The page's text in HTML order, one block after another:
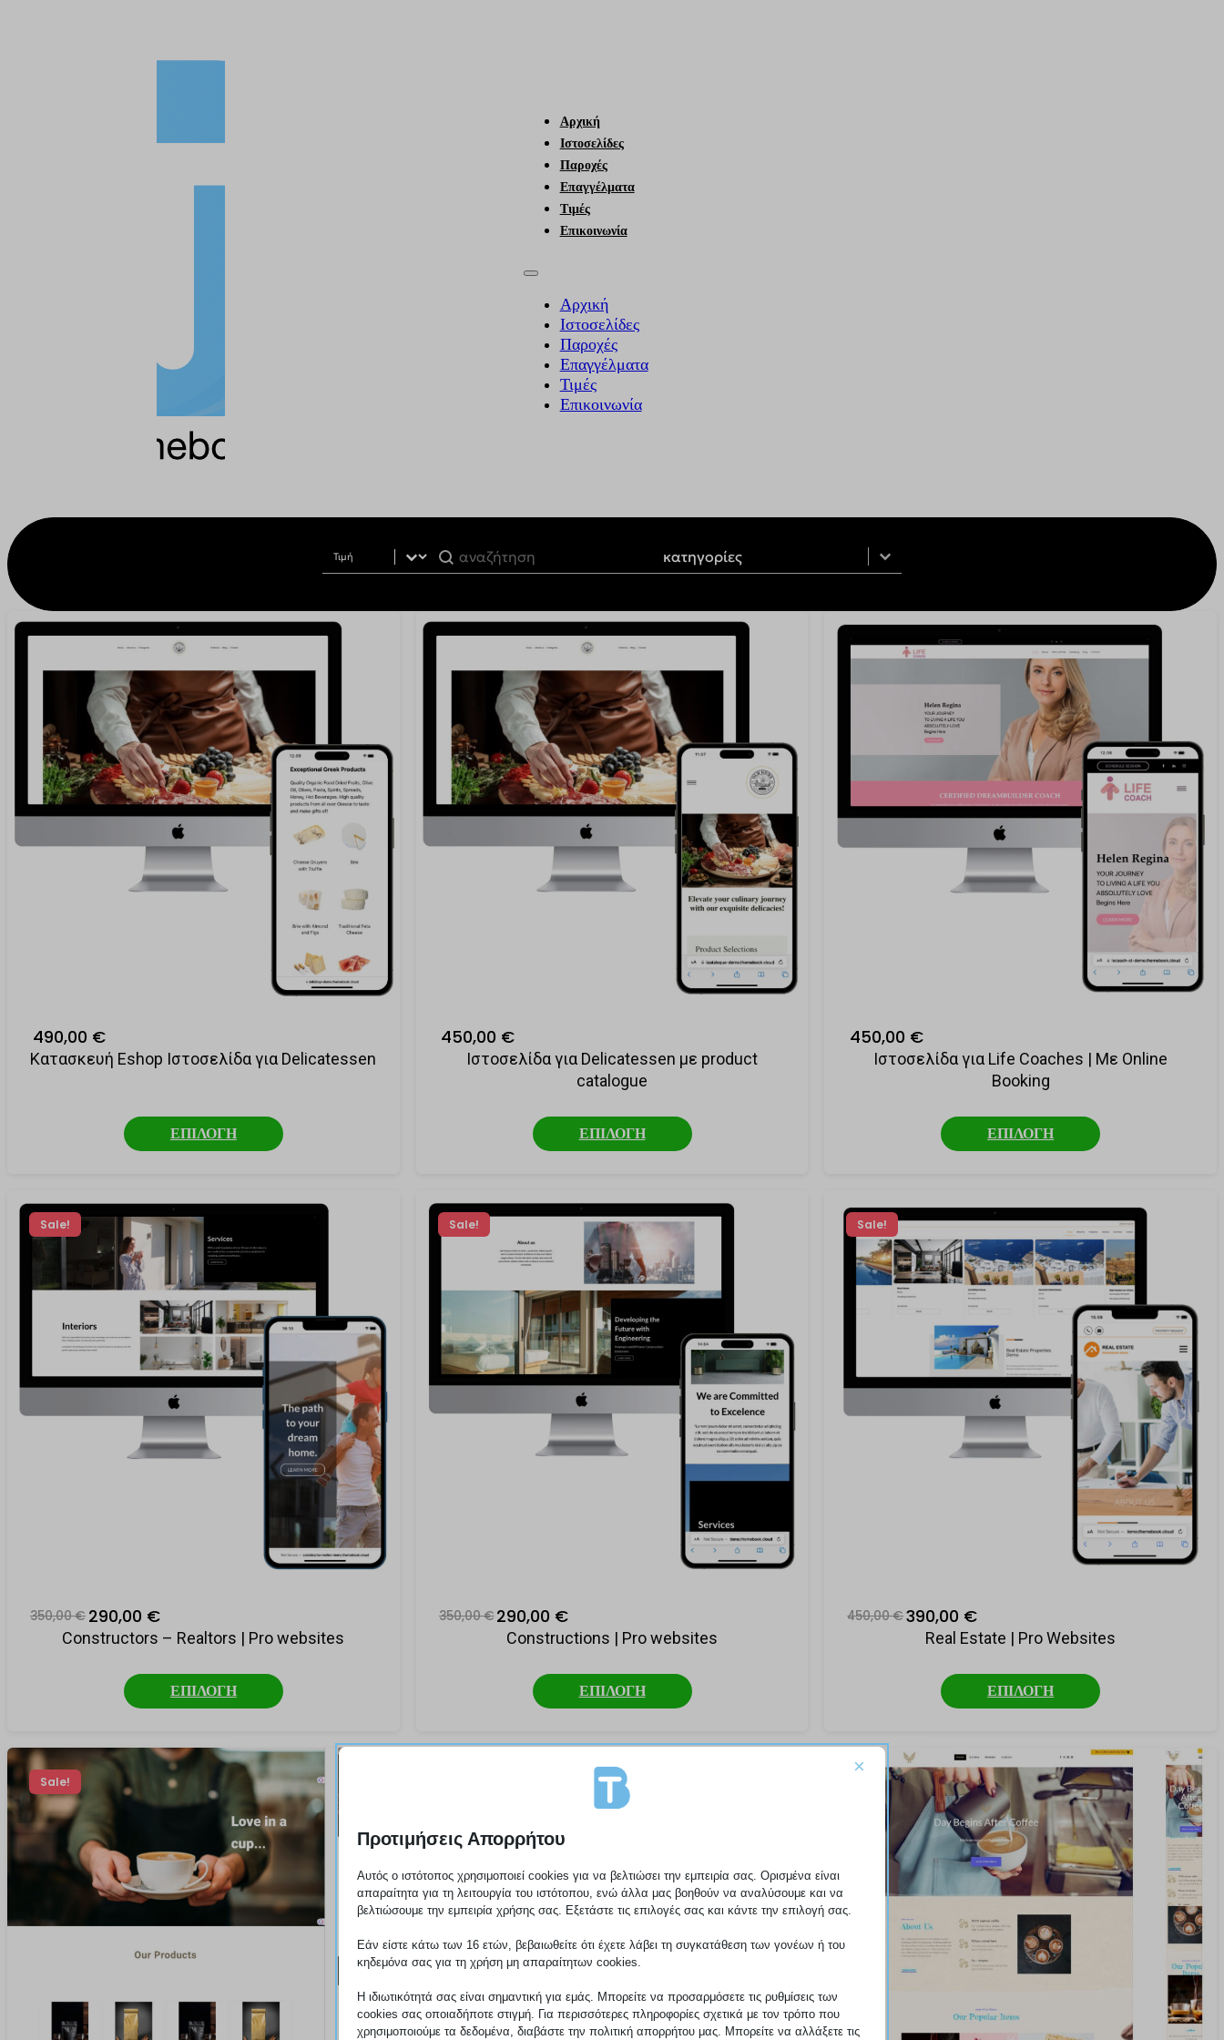
Αρχική
Ιστοσελίδες
Παροχές
Επαγγέλματα
Τιμές
Επικοινωνία
Αρχική
Ιστοσελίδες
Παροχές
Επαγγέλματα
Τιμές
Επικοινωνία
anazitisi Filter by Product Category Categories
490,00 €
Κατασκευή Eshop Ιστοσελίδα για Delicatessen
ΕΠΙΛΟΓΗ
450,00 €
Ιστοσελίδα για Delicatessen με product
catalogue
ΕΠΙΛΟΓΗ
450,00 €
Ιστοσελίδα για Life Coaches | Με Online
Booking
ΕΠΙΛΟΓΗ
Sale!
350,00 € 290,00 €
Constructors – Realtors | Pro websites
ΕΠΙΛΟΓΗ
Sale!
350,00 €290,00 €
Constructions | Pro websites
ΕΠΙΛΟΓΗ
Sale!
450,00 €390,00 €
Real Estate | Pro Websites
ΕΠΙΛΟΓΗ
Sale!
Προτιμήσεις Απορρήτου
×
Αυτός ο ιστότοπος χρησιμοποιεί cookies για να βελτιώσει την εμπειρία σας. Ορισμένα είναι
απαραίτητα για τη λειτουργία του ιστότοπου, ενώ άλλα μας βοηθούν να αναλύσουμε και να
βελτιώσουμε την εμπειρία χρήσης σας. Εξετάστε τις επιλογές σας και κάντε την επιλογή σας.
Εάν είστε κάτω των 16 ετών, βεβαιωθείτε ότι έχετε λάβει τη συγκατάθεση των γονέων ή του
κηδεμόνα σας για τη χρήση μη απαραίτητων cookies.
Η ιδιωτικότητά σας είναι σημαντική για εμάς. Μπορείτε να προσαρμόσετε τις ρυθμίσεις των
cookies σας οποιαδήποτε στιγμή. Για περισσότερες πληροφορίες σχετικά με τον τρόπο που
χρησιμοποιούμε τα δεδομένα, διαβάστε την πολιτική απορρήτου μας. Μπορείτε να αλλάξετε τις